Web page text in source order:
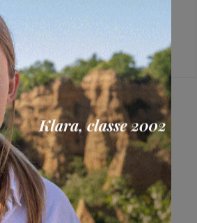
Venturini
redattore